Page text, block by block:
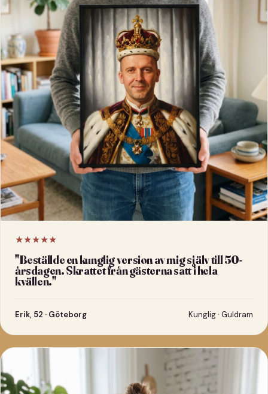
★★★★★
"Beställde en kunglig version av mig själv till 50-
årsdagen. Skrattet från gästerna satt i hela
kvällen."
Erik, 52 · Göteborg Kunglig · Guldram